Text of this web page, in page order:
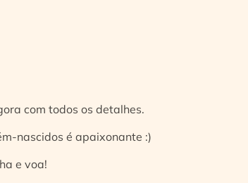
com todos os detalhes.
nascidos é apaixonante :)
e voa!